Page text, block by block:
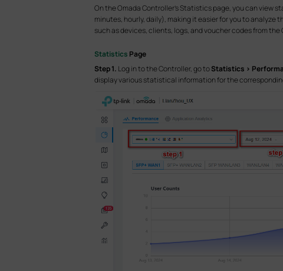
On the Omada Controller's Statistics page, you can view
minutes, hourly, daily), making it easier for you to
such as devices, clients, logs, and voucher codes from
Statistics Page
Step 1. Log in to the Controller, go toStatistics >
display various statistical information for the